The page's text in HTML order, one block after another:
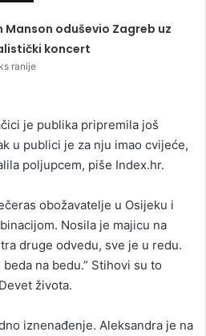
Manson oduševio Zagreb uz
koncert
ranije
je publika pripremila još
u publici je za nju imao cvijeće,
poljupcem, piše Index.hr.
obožavatelje u Osijeku i
Nosila je majicu na
druge odvedu, sve je u redu.
na bedu.” Stihovi su to
života.
iznenađenje. Aleksandra je na